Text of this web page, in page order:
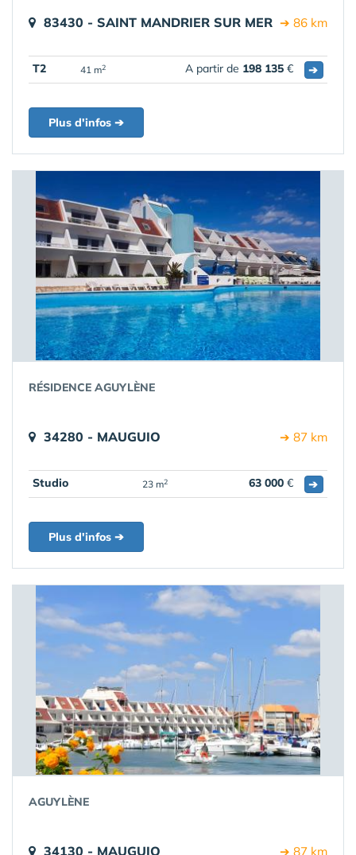
83430 - SAINT MANDRIER SUR MER ➔ 86 km
T2 41 m2 A partir de 198 135 € ➔
Plus d'infos ➔
RÉSIDENCE AGUYLÈNE
34280 - MAUGUIO ➔ 87 km
Studio 23 m2 63 000 € ➔
Plus d'infos ➔
AGUYLÈNE
34130 - MAUGUIO ➔ 87 km